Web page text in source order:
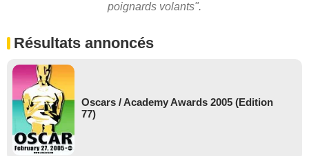
poignards volants".
Résultats annoncés
Oscars / Academy Awards 2005 (Edition
77)